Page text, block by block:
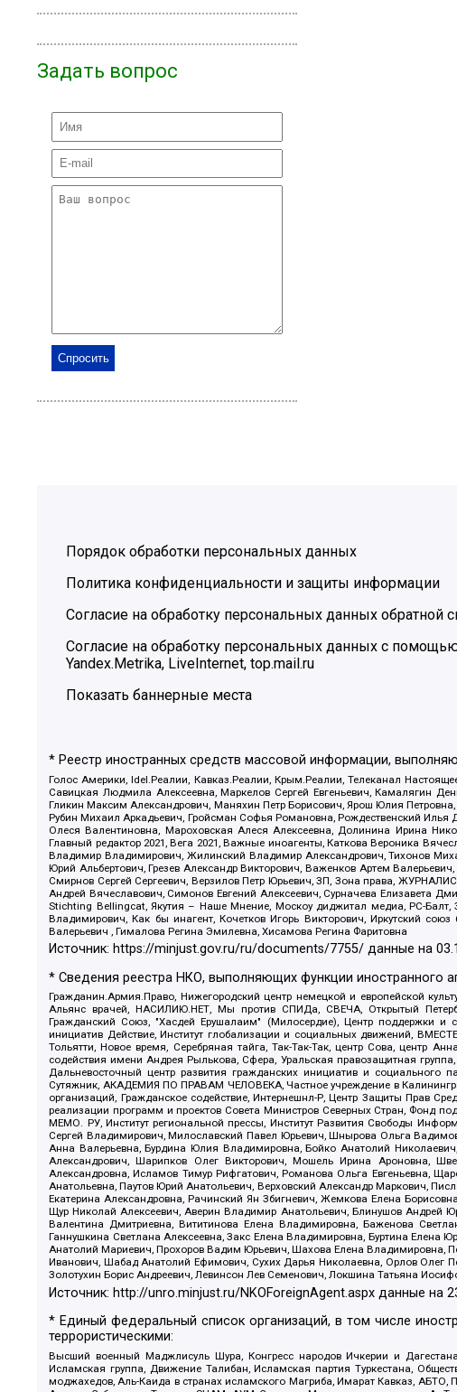
Задать вопрос
Порядок обработки персональных данных
Политика конфиденциальности и защиты информации
Согласие на обработку персональных данных обратной
Согласие на обработку персональных данных с
Yandex.Metrika, LiveInternet, top.mail.ru
Показать баннерные места
* Реестр иностранных средств массовой информации,
Голос Америки, Idel.Реалии, Кавказ.Реалии, Крым.Реалии, Телеканал
Савицкая Людмила Алексеевна, Маркелов Сергей Евгеньевич, Камалягин
Гликин Максим Александрович, Маняхин Петр Борисович, Ярош Юлия
Рубин Михаил Аркадьевич, Гройсман Софья Романовна, Рождественский Илья
Олеся Валентиновна, Мароховская Алеся Алексеевна, Долинина Ирина
Главный редактор 2021, Вега 2021, Важные иноагенты, Каткова Вероника
Владимир Владимирович, Жилинский Владимир Александрович, Тихонов
Юрий Альбертович, Грезев Александр Викторович, Важенков Артем
Смирнов Сергей Сергеевич, Верзилов Петр Юрьевич, ЗП, Зона права,
Андрей Вячеславович, Симонов Евгений Алексеевич, Сурначева Елизавета
Stichting Bellingcat, Якутия – Наше Мнение, Москоу диджитал медиа, РС-
Владимирович, Как бы инагент, Кочетков Игорь Викторович, Иркутский
Валерьевич , Гималова Регина Эмилевна, Хисамова Регина Фаритовна
Источник: https://minjust.gov.ru/ru/documents/7755/ данные на
* Сведения реестра НКО, выполняющих функции иностранного
Гражданин.Армия.Право, Нижегородский центр немецкой и европейской
Альянс врачей, НАСИЛИЮ.НЕТ, Мы против СПИДа, СВЕЧА, Открытый
Гражданский Союз, "Хасдей Ерушалаим" (Милосердие), Центр поддержки и
инициатив Действие, Институт глобализации и социальных движений,
Тольятти, Новое время, Серебряная тайга, Так-Так-Так, центр Сова, центр
содействия имени Андрея Рылькова, Сфера, Уральская правозащитная
Дальневосточный центр развития гражданских инициатив и социального
Сутяжник, АКАДЕМИЯ ПО ПРАВАМ ЧЕЛОВЕКА, Частное учреждение в
организаций, Гражданское содействие, Интернешнл-Р, Центр Защиты Прав
реализации программ и проектов Совета Министров Северных Стран, Фонд
МЕМО. РУ, Институт региональной прессы, Институт Развития Свободы
Сергей Владимирович, Милославский Павел Юрьевич, Шнырова Ольга
Анна Валерьевна, Бурдина Юлия Владимировна, Бойко Анатолий
Александрович, Шарипков Олег Викторович, Мошель Ирина Ароновна,
Александровна, Исламов Тимур Рифгатович, Романова Ольга Евгеньевна,
Анатольевна, Паутов Юрий Анатольевич, Верховский Александр Маркович,
Екатерина Александровна, Рачинский Ян Збигневич, Жемкова Елена
Щур Николай Алексеевич, Аверин Владимир Анатольевич, Блинушов Андрей
Валентина Дмитриевна, Вититинова Елена Владимировна, Баженова
Ганнушкина Светлана Алексеевна, Закс Елена Владимировна, Буртина
Анатолий Мариевич, Прохоров Вадим Юрьевич, Шахова Елена Владимировна,
Иванович, Шабад Анатолий Ефимович, Сухих Дарья Николаевна, Орлов Олег
Золотухин Борис Андреевич, Левинсон Лев Семенович, Локшина Татьяна
Источник: http://unro.minjust.ru/NKOForeignAgent.aspx данные на
* Единый федеральный список организаций, в том числе
террористическими:
Высший военный Маджлисуль Шура, Конгресс народов Ичкерии и
Исламская группа, Движение Талибан, Исламская партия Туркестана,
моджахедов, Аль-Каида в странах исламского Магриба, Имарат Кавказ,